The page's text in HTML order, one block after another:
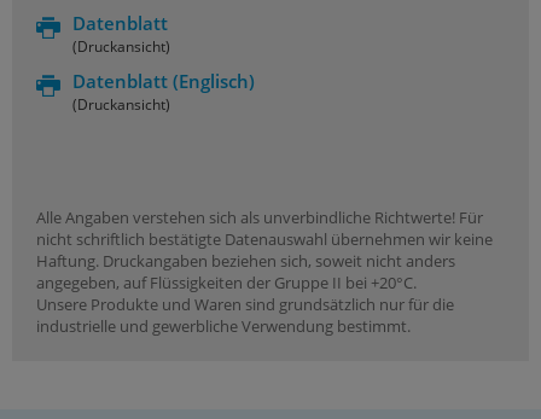
Datenblatt
(Druckansicht)
Datenblatt (Englisch)
(Druckansicht)
Alle Angaben verstehen sich als unverbindliche Richtwerte! Für
nicht schriftlich bestätigte Datenauswahl übernehmen wir keine
Haftung. Druckangaben beziehen sich, soweit nicht anders
angegeben, auf Flüssigkeiten der Gruppe II bei +20°C.
Unsere Produkte und Waren sind grundsätzlich nur für die
industrielle und gewerbliche Verwendung bestimmt.